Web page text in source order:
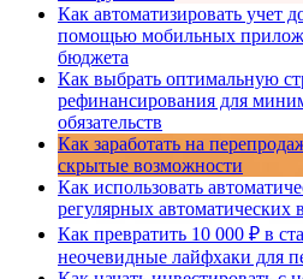
Как автоматизировать учет
помощью мобильных
бюджета
Как выбрать оптимальную
рефинансирования для
обязательств
Как заработать на
скрытые возможности
Как использовать
регулярных автоматических
Как превратить 10 000 ₽ в
неочевидные лайфхаки для